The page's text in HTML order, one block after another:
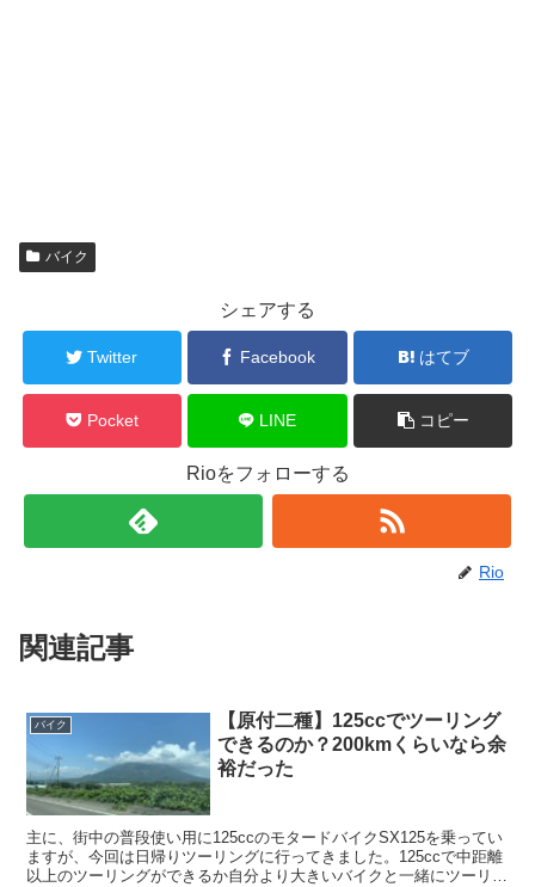
バイク
シェアする
Twitter Facebook はてブ
Pocket LINE コピー
Rioをフォローする
Rio
関連記事
バイク
【原付二種】125ccでツーリング
できるのか？200kmくらいなら余
裕だった
主に、街中の普段使い用に125ccのモタードバイクSX125を乗ってい
ますが、今回は日帰りツーリングに行ってきました。125ccで中距離
以上のツーリングができるか自分より大きいバイクと一緒にツーリン